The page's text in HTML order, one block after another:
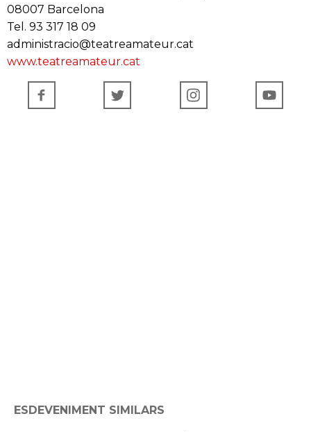
08007 Barcelona
Tel. 93 317 18 09
administracio@teatreamateur.cat
www.teatreamateur.cat
ESDEVENIMENT SIMILARS